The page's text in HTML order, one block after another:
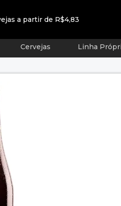
a partir de R$4,83
Cervejas Linha